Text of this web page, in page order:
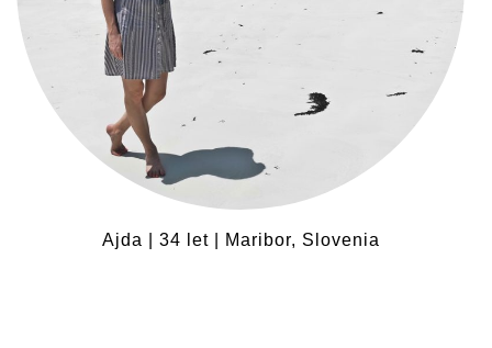
Ajda | 34 let | Maribor, Slovenia